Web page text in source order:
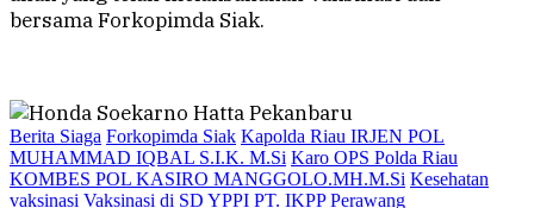
bersama Forkopimda Siak.
Berita Siaga Forkopimda Siak Kapolda Riau IRJEN POL
MUHAMMAD IQBAL S.I.K. M.Si Karo OPS Polda Riau
KOMBES POL KASIRO MANGGOLO.MH.M.Si Kesehatan
vaksinasi Vaksinasi di SD YPPI PT. IKPP Perawang